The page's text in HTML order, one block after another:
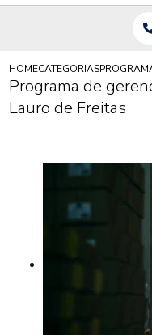
HOMECATEGORIAS
Programa de
Lauro de Freitas